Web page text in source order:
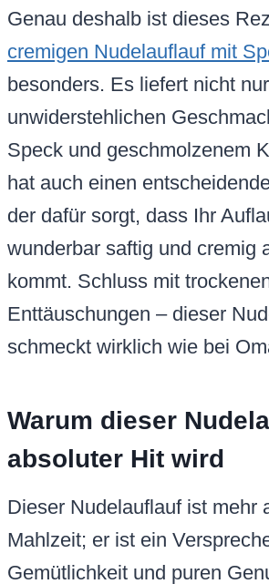
Genau deshalb ist dieses
cremigen Nudelauflauf mit
besonders. Es liefert nicht
unwiderstehlichen
Speck und geschmolzenem
hat auch einen
der dafür sorgt, dass Ihr
wunderbar saftig und cremig
kommt. Schluss mit
Enttäuschungen – dieser
schmeckt wirklich wie bei
Warum dieser
absoluter Hit wird
Dieser Nudelauflauf ist mehr
Mahlzeit; er ist ein
Gemütlichkeit und puren